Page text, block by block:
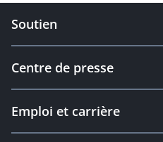
Soutien
Centre de presse
Emploi et carrière